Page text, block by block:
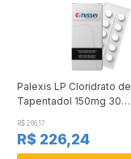
Palexis LP Cloridrato de
Tapentadol 150mg 30
R$ 266,17
R$ 226,24